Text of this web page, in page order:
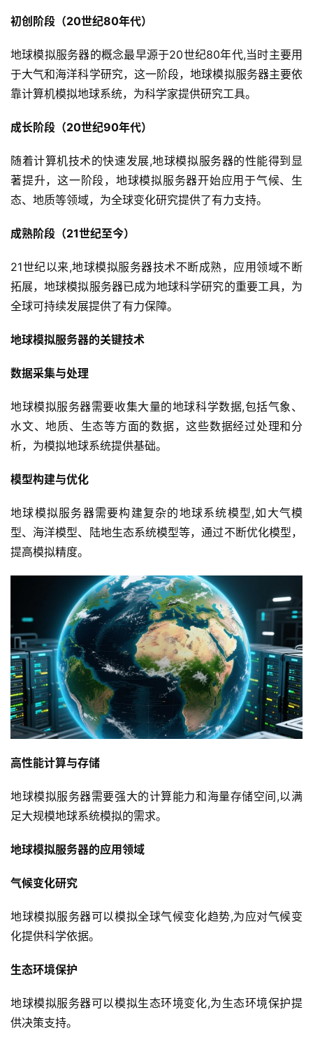
初创阶段（20世纪80年代）
地球模拟服务器的概念最早源于20世纪80年代,当时主要用
于大气和海洋科学研究，这一阶段，地球模拟服务器主要依
靠计算机模拟地球系统，为科学家提供研究工具。
成长阶段（20世纪90年代）
随着计算机技术的快速发展,地球模拟服务器的性能得到显
著提升，这一阶段，地球模拟服务器开始应用于气候、生
态、地质等领域，为全球变化研究提供了有力支持。
成熟阶段（21世纪至今）
21世纪以来,地球模拟服务器技术不断成熟，应用领域不断
拓展，地球模拟服务器已成为地球科学研究的重要工具，为
全球可持续发展提供了有力保障。
地球模拟服务器的关键技术
数据采集与处理
地球模拟服务器需要收集大量的地球科学数据,包括气象、
水文、地质、生态等方面的数据，这些数据经过处理和分
析，为模拟地球系统提供基础。
模型构建与优化
地球模拟服务器需要构建复杂的地球系统模型,如大气模
型、海洋模型、陆地生态系统模型等，通过不断优化模型，
提高模拟精度。
高性能计算与存储
地球模拟服务器需要强大的计算能力和海量存储空间,以满
足大规模地球系统模拟的需求。
地球模拟服务器的应用领域
气候变化研究
地球模拟服务器可以模拟全球气候变化趋势,为应对气候变
化提供科学依据。
生态环境保护
地球模拟服务器可以模拟生态环境变化,为生态环境保护提
供决策支持。